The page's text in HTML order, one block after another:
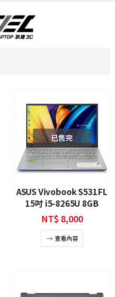
已售完
ASUS Vivobook S531FL
15吋 i5-8265U 8GB
240GB NVMe SSD
MX250 2GB 二手筆電
NT$ 8,000
查看內容